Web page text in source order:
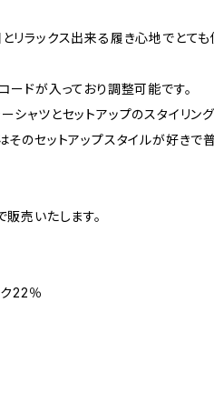
リラックス出来る履き心地でとても
ードが入っており調整可能です。
シャツとセットアップのスタイリン
そのセットアップスタイルが好きで
売いたします。
22％